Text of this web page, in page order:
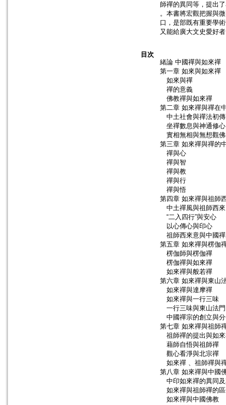
師禪的異同等，提出
。本書將宏觀把握與
口，是部既有重要學
又能給廣大文史愛好
目次
緒論 中國禪與如來禪
第一章 如來與如來禪
如來與禪
禪的意義
佛教禪與如來禪
第二章 如來禪與禪在
中土社會與禪法初傳
坐禪數息與神通修心
實相無相與無想觀佛
第三章 如來禪與禪的
禪與心
禪與智
禪與教
禪與行
禪與悟
第四章 如來禪與祖師
中土禪風與祖師西來
“二入四行”與安心
以心傳心與印心
祖師西來意與中國
第五章 如來禪與楞伽
楞伽師與楞伽禪
楞伽禪與如來禪
如來禪與般若禪
第六章 如來禪與東山
如來禪與達摩禪
如來禪與一行三味
一行三味與東山法門
中國禪宗的創立與
第七章 如來禪與祖師
祖師禪的提出與如
藉師自悟與祖師禪
觀心看淨與北宗禪
如來禪 、祖師禪與
第八章 如來禪與中國
中印如來禪的異同
如來禪與祖師禪的
如來禪與中國佛教